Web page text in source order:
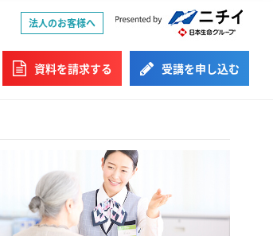
法人のお客様へ
資料を請求する 受講を申し込む